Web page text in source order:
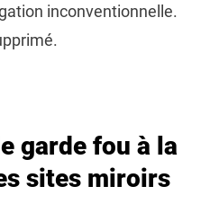
inconventionnelle.
garde fou à la
sites miroirs